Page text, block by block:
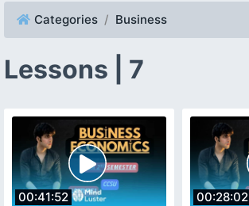
Categories Business
Lessons | 7
00:41:52 00:28:02